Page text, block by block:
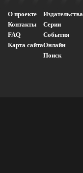
О проекте
Контакты
FAQ
Карта сайта
Издательства
Серии
События
Онлайн
Поиск